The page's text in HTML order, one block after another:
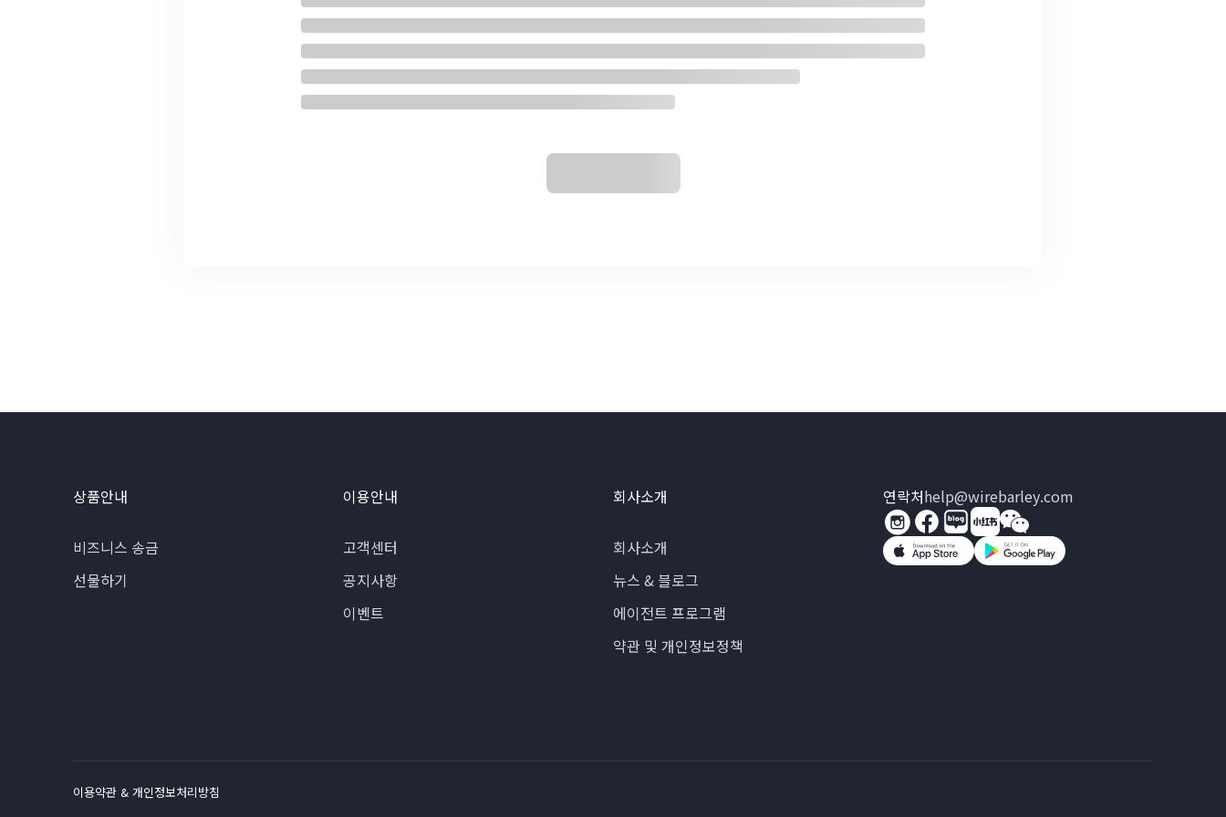
상품안내
비즈니스 송금
선물하기
이용안내
고객센터
공지사항
이벤트
회사소개
회사소개
뉴스 & 블로그
에이전트 프로그램
약관 및 개인정보정책
연락처help@wirebarley.com
이용약관 & 개인정보처리방침